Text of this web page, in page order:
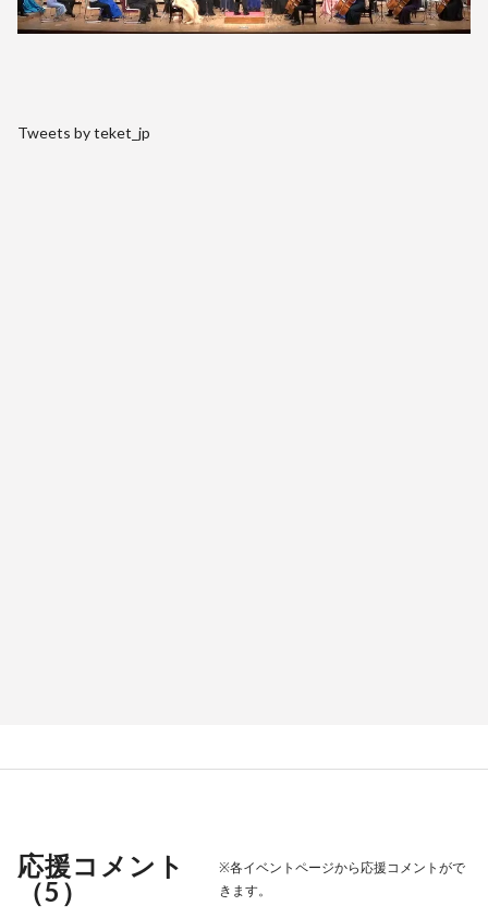
Tweets by teket_jp
応援コメント
（5 ）
※各イベントページから応援コメントがで
きます。